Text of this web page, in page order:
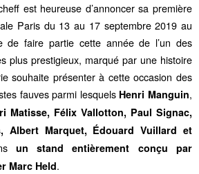
est heureuse d’annoncer sa première
Paris du 13 au 17 septembre 2019 au
de faire partie cette année de l’un des
plus prestigieux, marqué par une histoire
souhaite présenter à cette occasion des
fauves parmi lesquels Henri Manguin,
Matisse, Félix Vallotton, Paul Signac,
, Albert Marquet, Édouard Vuillard et
un stand entièrement conçu par
Marc Held.